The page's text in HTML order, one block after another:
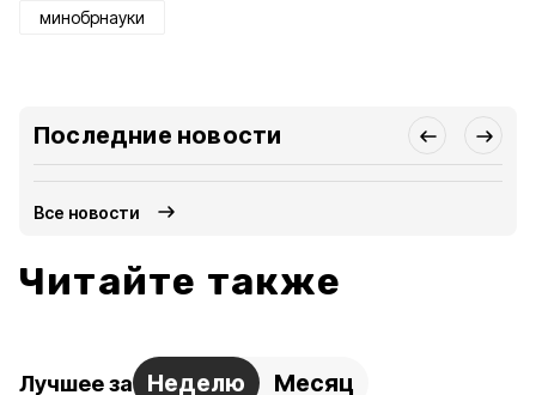
минобрнауки
Последние новости
Все новости
Читайте также
Лучшее за Неделю Месяц